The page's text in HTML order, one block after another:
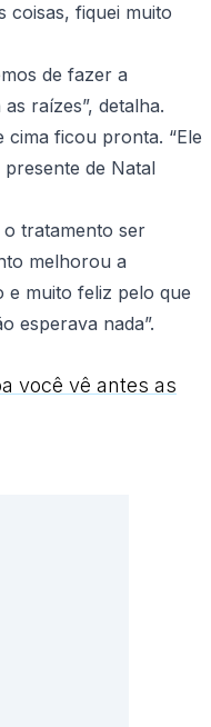
coisas, fiquei muito
de fazer a
raízes”, detalha.
ficou pronta. “Ele
de Natal
tratamento ser
melhorou a
e muito feliz pelo que
esperava nada”.
você vê antes as